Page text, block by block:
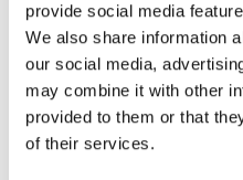
provide social media
We also share information
our social media,
may combine it with other
provided to them or that
of their services.
Se hizo con menor
número de individuos que
probablemente, debido a
personas. Sin embargo,
fueron los que siguieron